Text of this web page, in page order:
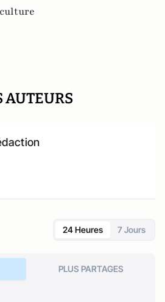
culture
AUTEURS
24 Heures 7 Jours
PLUS PARTAGES